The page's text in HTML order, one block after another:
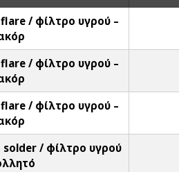
/ φίλτρο υγρού –
/ φίλτρο υγρού –
/ φίλτρο υγρού –
/ φίλτρο υγρού